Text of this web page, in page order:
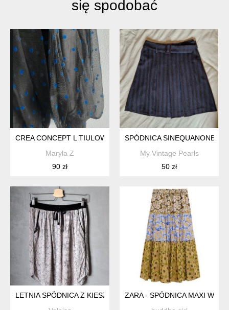
się spodobać
CREA CONCEPT L TIULOWA BOMBKA
Maryla Z
90 zł
SPÓDNICA SINEQUANONE
My Vintage Pearls
50 zł
LETNIA SPÓDNICA Z KIESZENIAMI XS SZARA - SPÓDNICA MAXI W